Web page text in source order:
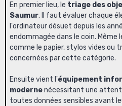
En premier lieu, le triage des
Saumur. Il faut évaluer chaque
l'ordinateur désuet depuis les
endommagée dans le coin. Même
comme le papier, stylos vides ou
concernées par cette catégorie.
Ensuite vient l'équipement
modernenécessitant une
toutes données sensibles avant